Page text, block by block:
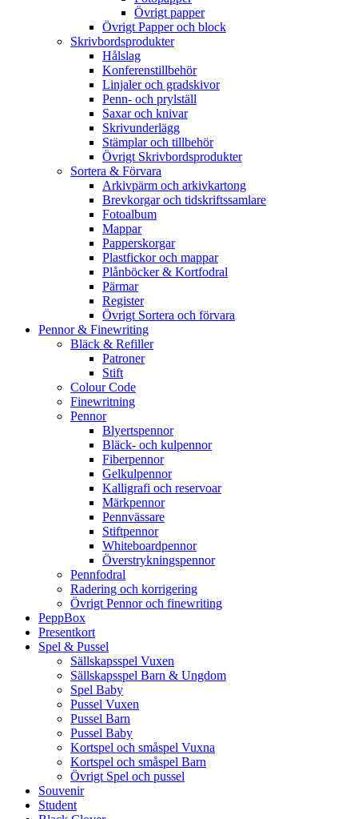
Övrigt papper
Övrigt Papper och block
Skrivbordsprodukter
Hålslag
Konferenstillbehör
Linjaler och gradskivor
Penn- och prylställ
Saxar och knivar
Skrivunderlägg
Stämplar och tillbehör
Övrigt Skrivbordsprodukter
Sortera & Förvara
Arkivpärm och arkivkartong
Brevkorgar och tidskriftssamlare
Fotoalbum
Mappar
Papperskorgar
Plastfickor och mappar
Plånböcker & Kortfodral
Pärmar
Register
Övrigt Sortera och förvara
Pennor & Finewriting
Bläck & Refiller
Patroner
Stift
Colour Code
Finewritning
Pennor
Blyertspennor
Bläck- och kulpennor
Fiberpennor
Gelkulpennor
Kalligrafi och reservoar
Märkpennor
Pennvässare
Stiftpennor
Whiteboardpennor
Överstrykningspennor
Pennfodral
Radering och korrigering
Övrigt Pennor och finewriting
PeppBox
Presentkort
Spel & Pussel
Sällskapsspel Vuxen
Sällskapsspel Barn & Ungdom
Spel Baby
Pussel Vuxen
Pussel Barn
Pussel Baby
Kortspel och småspel Vuxna
Kortspel och småspel Barn
Övrigt Spel och pussel
Souvenir
Student